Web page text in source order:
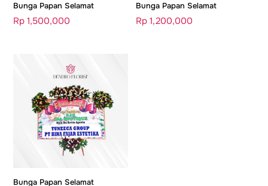
Bunga Papan Selamat
Rp 1,500,000
Bunga Papan Selamat
Rp1,200,000
Bunga Papan Selamat